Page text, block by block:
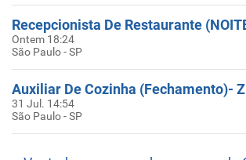
Recepcionista De Restaurante
Ontem 18:24
São Paulo - SP
Auxiliar De Cozinha (Fechamento)-
31 Jul. 14:54
São Paulo - SP